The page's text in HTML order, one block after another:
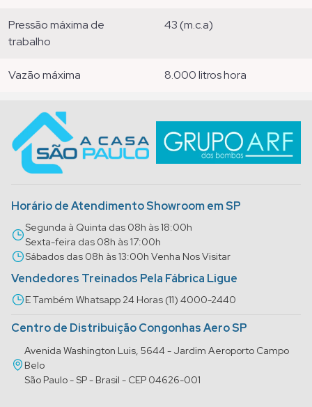
pressão máxima de
trabalho
43 (m.c.a)
vazão máxima 8.000 litros hora
Horário de Atendimento Showroom em SP
Segunda à Quinta das 08h às 18:00h
Sexta-feira das 08h às 17:00h
Sábados das 08h às 13:00h Venha Nos Visitar
Vendedores Treinados Pela Fábrica Ligue
E Também Whatsapp 24 Horas (11) 4000-2440
Centro de Distribuição Congonhas Aero SP
Avenida Washington Luis, 5644 - Jardim Aeroporto Campo
Belo
São Paulo - SP - Brasil - CEP 04626-001